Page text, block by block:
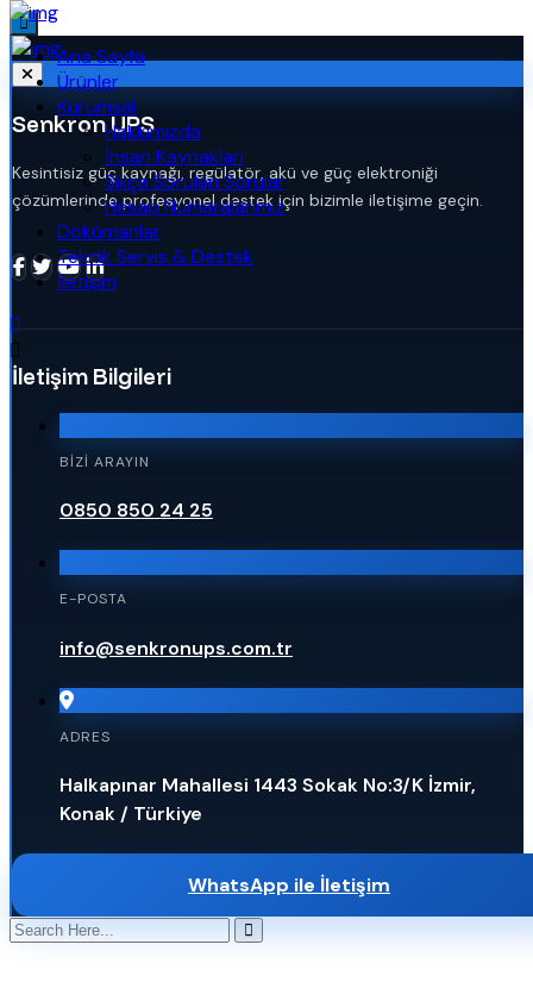
Senkron UPS
Kesintisiz güç kaynağı, regülatör, akü ve güç elektroniği
çözümlerinde profesyonel destek için bizimle iletişime geçin.
İletişim Bilgileri
BIZI ARAYIN
0850 850 24 25
E-POSTA
info@senkronups.com.tr
ADRES
Halkapınar Mahallesi 1443 Sokak No:3/K İzmir,
Konak / Türkiye
WhatsApp ile İletişim
Ana Sayfa
Ürünler
Kurumsal
Hakkımızda
İnsan Kaynakları
Sıkça Sorulan Sorular
Hesap Numaralarımız
Dökümanlar
Teknik Servis & Destek
İletişim